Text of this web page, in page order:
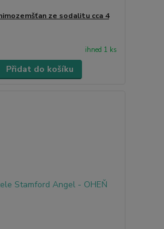
ze sodalitu cca 4
ihned 1 ks
Přidat do košíku